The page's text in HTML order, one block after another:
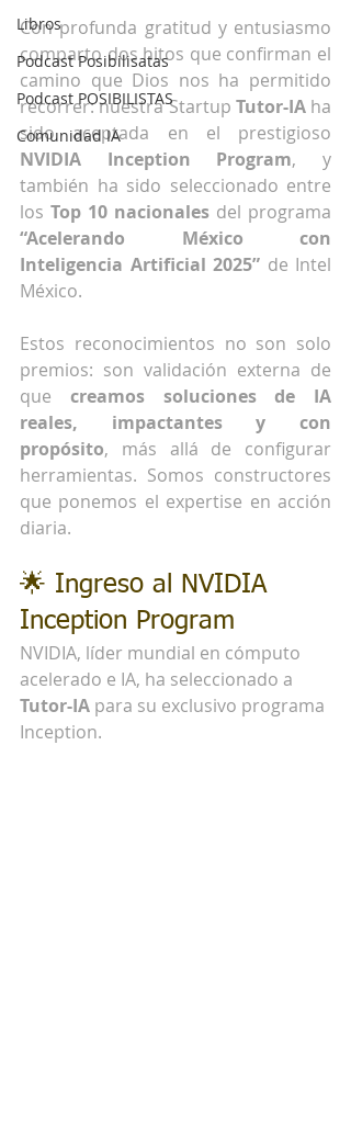
Libros
Podcast Posibilisatas
Podcast POSIBILISTAS
Comunidad IA
Con profunda gratitud y entusiasmo
comparto dos hitos que confirman el
camino que Dios nos ha permitido
recorrer: nuestra Startup Tutor-IA ha
NVIDIA Inception Program, y
también ha sido seleccionado entre
los Top 10 nacionales
“Acelerando México con
Inteligencia Artificial 2025” de Intel
México.
Estos reconocimientos no son solo
premios: son validación externa de
que creamos soluciones de IA
reales, impactantes y con
propósito, más allá de configurar
herramientas. Somos constructores
que ponemos el expertise en acción
diaria.
🌟 Ingreso al NVIDIA
Inception Program
NVIDIA, líder mundial en cómputo
acelerado e IA, ha seleccionado a
Tutor-IA para su exclusivo programa
Inception.